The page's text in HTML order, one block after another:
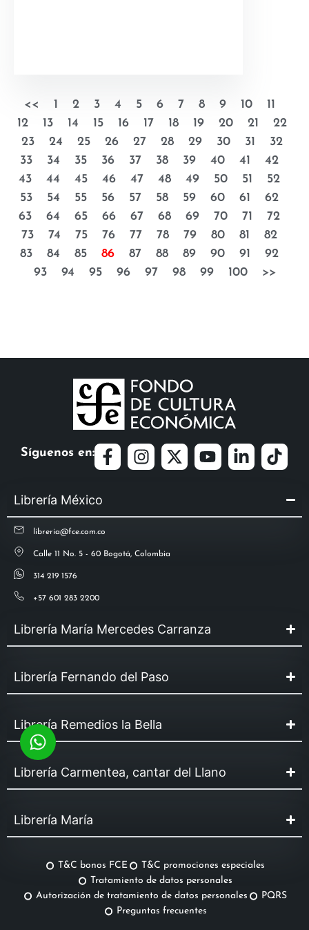
<< 1 2 3 4 5 6 7 8 9 10
11
12
13 14 15 16 17 18 19 20 21
22
23
24 25 26 27 28 29 30 31
32
33
34 35 36 37 38 39 40 41
42
43
44 45 46 47 48 49 50 51
52
53
54 55 56 57 58 59 60 61
62
63
64 65 66 67 68 69 70 71
72
73
74 75 76 77 78 79 80 81
82
83
84 85 86 87 88 89 90 91
92
93
94 95 96 97 98 99 100 >>
Síguenos en:
Librería México
libreria@fce.com.co
Calle 11 No. 5 - 60 Bogotá, Colombia
314 219 1576
+57 601 283 2200
Librería María Mercedes Carranza
Librería Fernando del Paso
Librería Remedios la Bella
Librería Carmentea, cantar del Llano
Librería María
T&C bonos FCE
T&C promociones especiales
Tratamiento de datos personales
Autorización de tratamiento de datos personales
PQRS
Preguntas frecuentes